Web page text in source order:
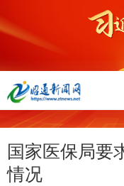
国家医保局要
情况